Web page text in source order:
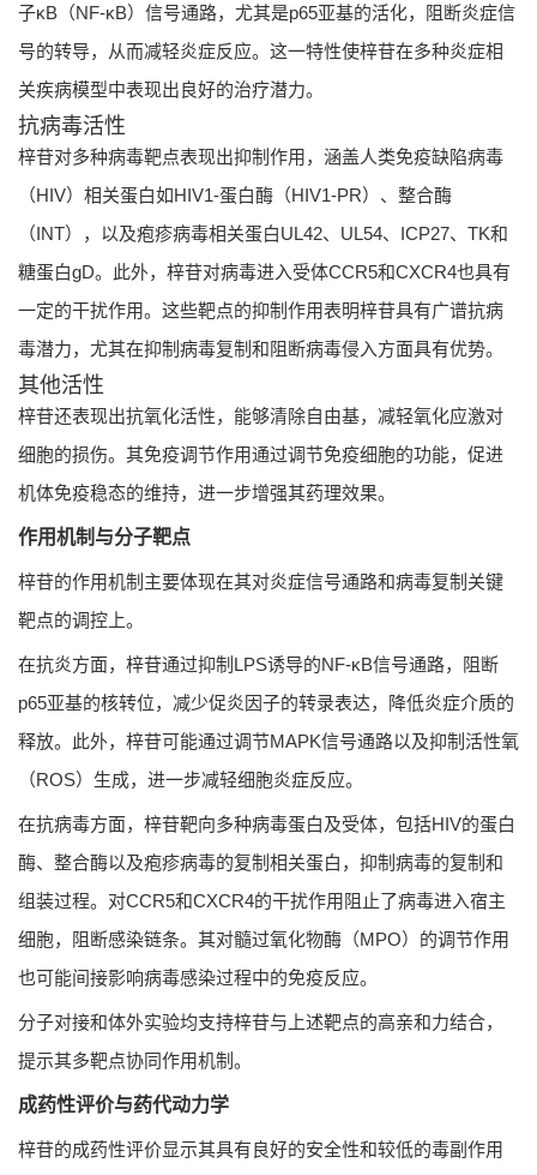
子κB（NF-κB）信号通路，尤其是p65亚基的活化，阻断炎症信
号的转导，从而减轻炎症反应。这一特性使梓苷在多种炎症相
关疾病模型中表现出良好的治疗潜力。
抗病毒活性
梓苷对多种病毒靶点表现出抑制作用，涵盖人类免疫缺陷病毒
（HIV）相关蛋白如HIV1-蛋白酶（HIV1-PR）、整合酶
（INT），以及疱疹病毒相关蛋白UL42、UL54、ICP27、TK和
糖蛋白gD。此外，梓苷对病毒进入受体CCR5和CXCR4也具有
一定的干扰作用。这些靶点的抑制作用表明梓苷具有广谱抗病
毒潜力，尤其在抑制病毒复制和阻断病毒侵入方面具有优势。
其他活性
梓苷还表现出抗氧化活性，能够清除自由基，减轻氧化应激对
细胞的损伤。其免疫调节作用通过调节免疫细胞的功能，促进
机体免疫稳态的维持，进一步增强其药理效果。
作用机制与分子靶点
梓苷的作用机制主要体现在其对炎症信号通路和病毒复制关键
靶点的调控上。
在抗炎方面，梓苷通过抑制LPS诱导的NF-κB信号通路，阻断
p65亚基的核转位，减少促炎因子的转录表达，降低炎症介质的
释放。此外，梓苷可能通过调节MAPK信号通路以及抑制活性氧
（ROS）生成，进一步减轻细胞炎症反应。
在抗病毒方面，梓苷靶向多种病毒蛋白及受体，包括HIV的蛋白
酶、整合酶以及疱疹病毒的复制相关蛋白，抑制病毒的复制和
组装过程。对CCR5和CXCR4的干扰作用阻止了病毒进入宿主
细胞，阻断感染链条。其对髓过氧化物酶（MPO）的调节作用
也可能间接影响病毒感染过程中的免疫反应。
分子对接和体外实验均支持梓苷与上述靶点的高亲和力结合，
提示其多靶点协同作用机制。
成药性评价与药代动力学
梓苷的成药性评价显示其具有良好的安全性和较低的毒副作用